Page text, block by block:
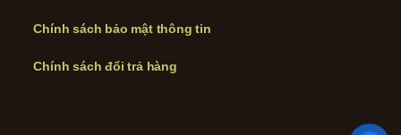
Chính sách bảo mật thông tin
Chính sách đổi trả hàng